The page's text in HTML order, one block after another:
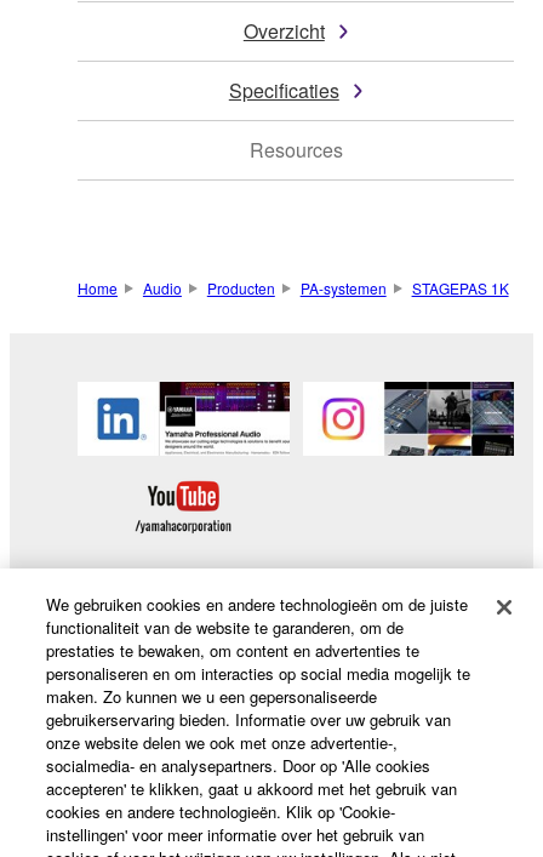
Overzicht
Specificaties
Resources
Home Audio Producten PA-systemen STAGEPAS 1K
Producten en oplossingen
News
Over Yamaha
We gebruiken cookies en andere technologieën om de juiste
functionaliteit van de website te garanderen, om de
prestaties te bewaken, om content en advertenties te
personaliseren en om interacties op social media mogelijk te
maken. Zo kunnen we u een gepersonaliseerde
gebruikerservaring bieden. Informatie over uw gebruik van
onze website delen we ook met onze advertentie-,
socialmedia- en analysepartners. Door op 'Alle cookies
accepteren' te klikken, gaat u akkoord met het gebruik van
cookies en andere technologieën. Klik op 'Cookie-
instellingen' voor meer informatie over het gebruik van